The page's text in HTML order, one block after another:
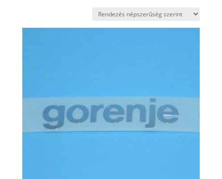
popularity